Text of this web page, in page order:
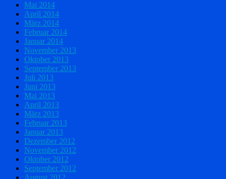
Mai 2014
April 2014
März 2014
Februar 2014
Januar 2014
November 2013
Oktober 2013
September 2013
Juli 2013
Juni 2013
Mai 2013
April 2013
März 2013
Februar 2013
Januar 2013
Dezember 2012
November 2012
Oktober 2012
September 2012